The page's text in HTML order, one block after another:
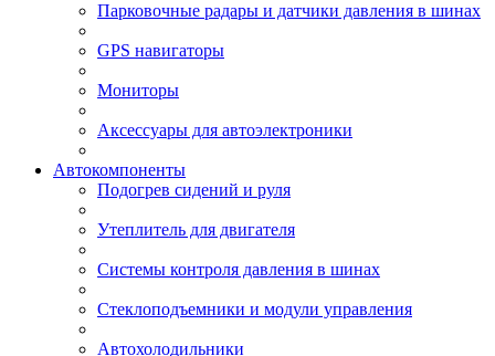
Парковочные радары и датчики давления в шинах
GPS навигаторы
Мониторы
Аксессуары для автоэлектроники
Автокомпоненты
Подогрев сидений и руля
Утеплитель для двигателя
Системы контроля давления в шинах
Стеклоподъемники и модули управления
Автохолодильники